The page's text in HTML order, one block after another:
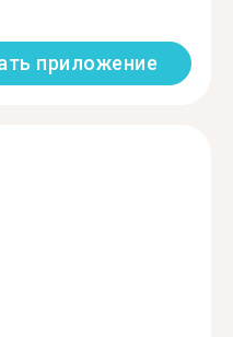
приложение